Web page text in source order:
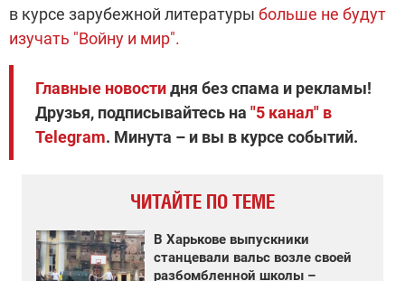
в курсе зарубежной литературы больше не будут
изучать "Войну и мир".
Главные новостидня без спама и рекламы!
Друзья, подписывайтесь на "5 канал" в
Telegram. Минута – и вы в курсе событий.
ЧИТАЙТЕ ПО ТЕМЕ
В Харькове выпускники
станцевали вальс возле своей
разбомбленной школы –